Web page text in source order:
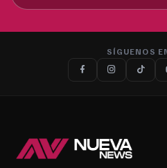
SÍGUENOS